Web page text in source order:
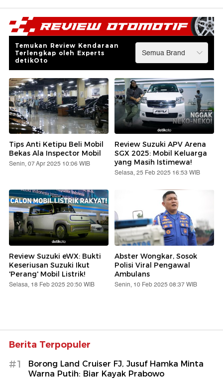
Temukan Review Kendaraan
Terlengkap oleh Experts
detikOto
Tips Anti Ketipu Beli Mobil
Bekas Ala Inspector Mobil
Senin, 07 Apr 2025 10:06 WIB
Review Suzuki APV Arena
SGX 2025: Mobil Keluarga
yang Masih Istimewa!
Selasa, 25 Feb 2025 16:53 WIB
Review Suzuki eWX: Bukti
Keseriusan Suzuki Ikut
'Perang' Mobil Listrik!
Selasa, 18 Feb 2025 20:50 WIB
Abster Wongkar, Sosok
Polisi Viral Pengawal
Ambulans
Senin, 10 Feb 2025 08:37 WIB
Berita Terpopuler
#1
Borong Land Cruiser FJ, Jusuf Hamka Minta
Warna Putih: Biar Kayak Prabowo